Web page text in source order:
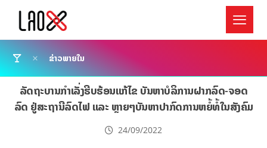
ຂ່າວພາຍໃນ
ລັດຖະບານກຳເລັ່ງຮີບຮ້ອນແກ້ໄຂ ບັນຫາບໍລິການຝາກລົດ-ຈອດ
ລົດ ຢູ່ສະຖານີລົດໄຟ ແລະ ຫຼາຍໆບັນຫາປາກົດການຫຍໍ້ທໍ້ໃນສັງຄົມ
24/09/2022